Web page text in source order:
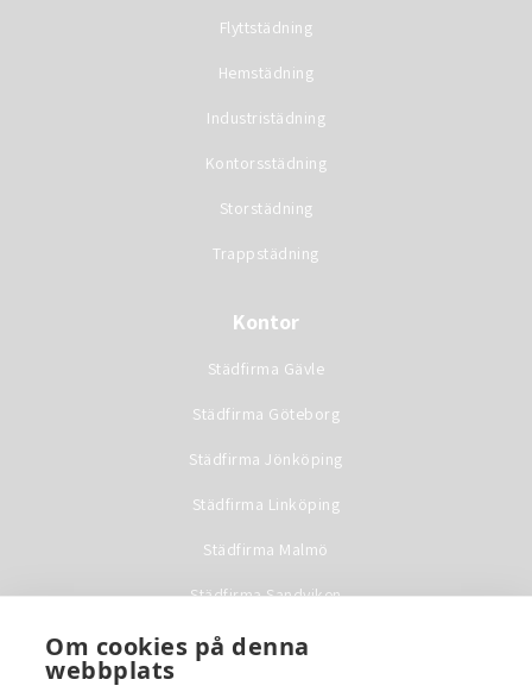
Om cookies på denna
webbplats
Flyttstädning
Hemstädning
Industristädning
Kontorsstädning
Storstädning
Trappstädning
Kontor
Städfirma Gävle
Städfirma Göteborg
Städfirma Jönköping
Städfirma Linköping
Städfirma Malmö
Städfirma Sandviken
Städfirma Stockholm